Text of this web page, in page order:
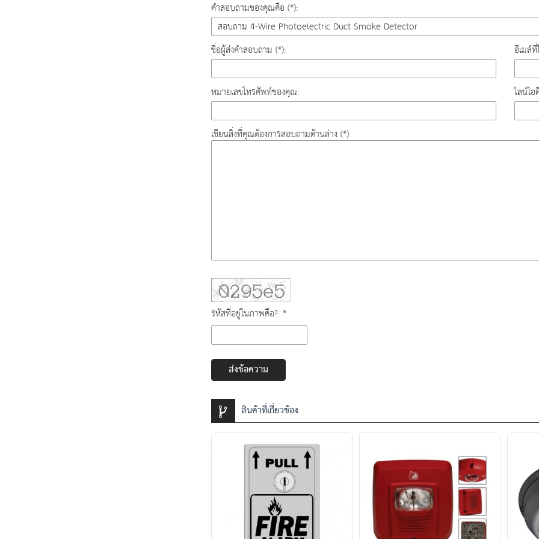
คำสอบถามของคุณคือ (*):
ชื่อผู้ส่งคำสอบถาม (*): อีเมล์
หมายเลขโทรศัพท์ของคุณ: ไลน์ไ
เขียนสิ่งที่คุณต้องการสอบถามด้านล่าง (*):
รหัสที่อยู่ในภาพคือ?: *
ส่งข้อความ
สินค้าที่เกี่ยวข้อง